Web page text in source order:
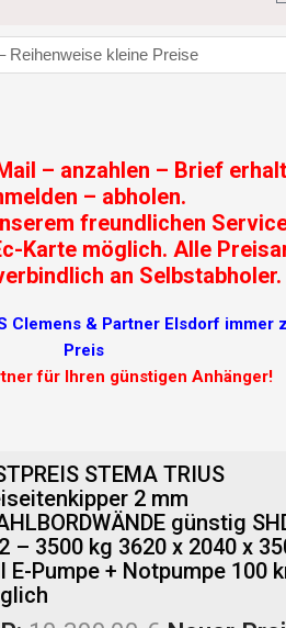
– anzahlen – Brief
– abholen.
freundlichen
Karte möglich. Alle
an Selbstabholer.
Clemens & Partner Elsdorf immer
Preis
für Ihren günstigen Anhänger!
STEMA TRIUS
2 mm
günstig
– 3500 kg 3620 x 2040 x
E-Pumpe + Notpumpe 100